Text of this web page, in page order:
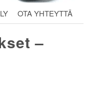
OTA YHTEYTTÄ
–